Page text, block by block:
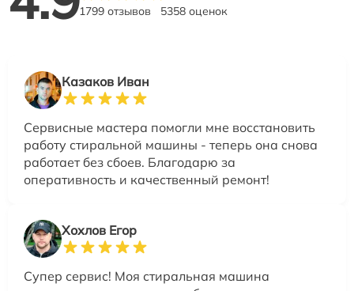
1799 отзывов 5358 оценок
Казаков Иван
Сервисные мастера помогли мне восстановить
работу стиральной машины - теперь она снова
работает без сбоев. Благодарю за
оперативность и качественный ремонт!
Хохлов Егор
Супер сервис! Моя стиральная машина